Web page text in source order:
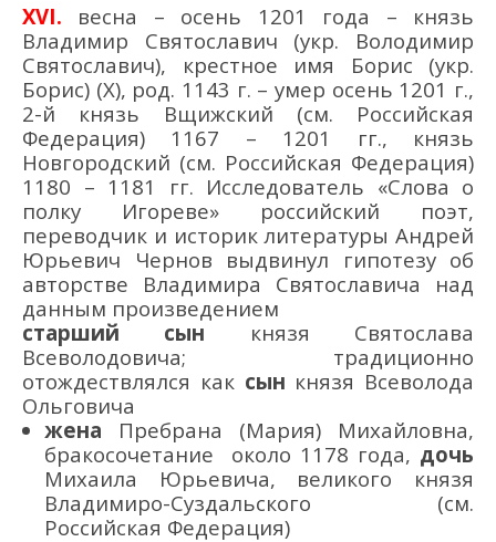
XVI. весна – осень 1201 года – князь
Владимир Святославич (укр. Володимир
Святославич), крестное имя Борис (укр.
Борис) (X), род. 1143 г. – умер осень 1201 г.,
2-й князь Вщижский (см. Российская
Федерация) 1167 – 1201 гг., князь
Новгородский (см. Российская Федерация)
1180 – 1181 гг. Исследователь «Слова о
полку Игореве» российский поэт,
переводчик и историк литературы Андрей
Юрьевич Чернов выдвинул гипотезу об
авторстве Владимира Святославича над
данным произведением
старший сын князя Святослава
Всеволодовича; традиционно
отождествлялся как сын князя Всеволода
Ольговича
жена Пребрана (Мария) Михайловна,
бракосочетание около 1178 года, дочь
Михаила Юрьевича, великого князя
Владимиро-Суздальского (см.
Российская Федерация)